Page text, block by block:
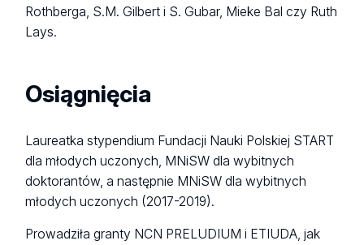
Rothberga, S.M. Gilbert i S. Gubar, Mieke Bal czy Ruth
Lays.
Osiągnięcia
Laureatka stypendium Fundacji Nauki Polskiej START
dla młodych uczonych, MNiSW dla wybitnych
doktorantów, a następnie MNiSW dla wybitnych
młodych uczonych (2017-2019).
Prowadziła granty NCN PRELUDIUM i ETIUDA, jak